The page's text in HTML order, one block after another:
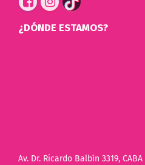
¿DÓNDE ESTAMOS?
Av. Dr. Ricardo Balbín 3319, CABA